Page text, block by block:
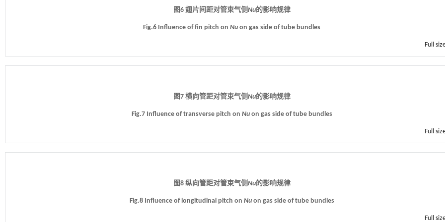
图6 翅片间距对管束气侧Nu的影响规律
Fig.6 Influence of fin pitch onNu on gas side of tube bundles
Full
图7 横向管距对管束气侧Nu的影响规律
Fig.7 Influence of transverse pitch on Nuon gas side of tube bundles
Full
图8 纵向管距对管束气侧Nu的影响规律
Fig.8 Influence of longitudinal pitch on Nuon gas side of tube bundles
Full